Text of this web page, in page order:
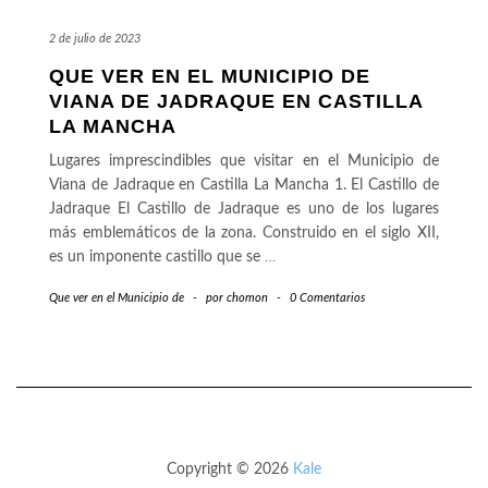
2 de julio de 2023
QUE VER EN EL MUNICIPIO DE
VIANA DE JADRAQUE EN CASTILLA
LA MANCHA
Lugares imprescindibles que visitar en el Municipio de
Viana de Jadraque en Castilla La Mancha 1. El Castillo de
Jadraque El Castillo de Jadraque es uno de los lugares
más emblemáticos de la zona. Construido en el siglo XII,
es un imponente castillo que se …
Que ver en el Municipio de - por chomon - 0 Comentarios
Copyright © 2026 Kale